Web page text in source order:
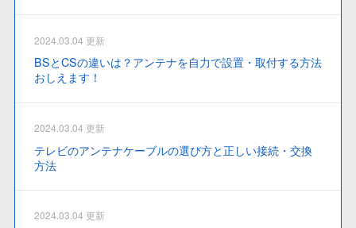
2024.03.04 更新
BSとCSの違いは？アンテナを自力で設置・取付する方法
おしえます！
2024.03.04 更新
テレビのアンテナケーブルの選び方と正しい接続・交換
方法
2024.03.04 更新